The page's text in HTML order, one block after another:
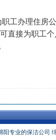
工办理住房
直接为职工
阳专业的保洁公司